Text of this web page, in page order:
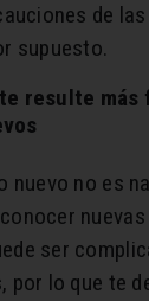
de
supuesto.
resulte más
nuevo no es
ser
por lo que te